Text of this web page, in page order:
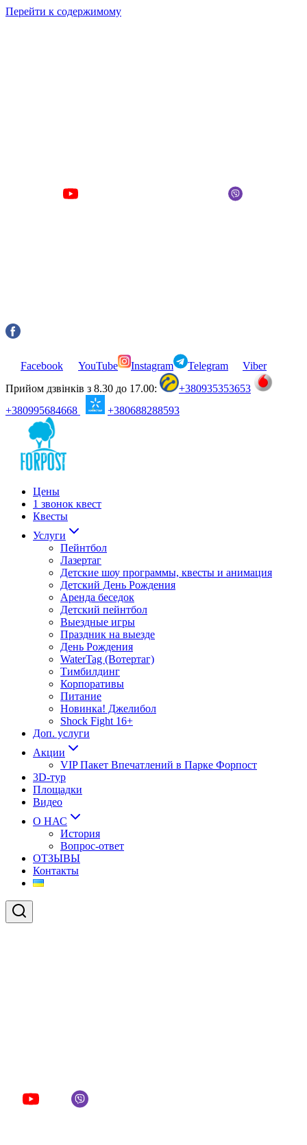
Перейти к содержимому
Facebook YouTube Instagram Telegram
Viber
Прийом дзвінків з 8.30 до 17.00:
+380935353653
+380995684668
+380688288593
Цены
1 звонок квест
Квесты
Услуги
Пейнтбол
Лазертаг
Детские шоу программы, квесты и анимация
Детский День Рождения
Аренда беседок
Детский пейнтбол
Выездные игры
Праздник на выезде
День Рождения
WaterTag (Вотертаг)
Тимбилдинг
Корпоративы
Питание
Новинка! Джелибол
Shock Fight 16+
Доп. услуги
Акции
VIP Пакет Впечатлений в Парке Форпост
3D-тур
Площадки
Видео
О НАС
История
Вопрос-ответ
ОТЗЫВЫ
Контакты